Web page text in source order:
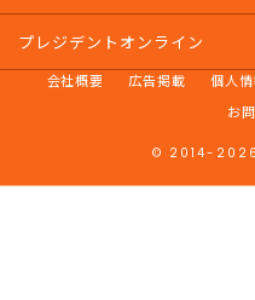
プレジデントオンライン
会社概要 広告掲載 個人
お
© 2014-2026